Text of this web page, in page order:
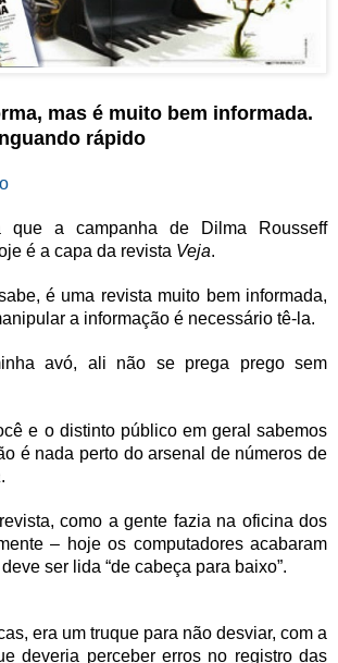
mas é muito bem informada.
rápido
que a campanha de Dilma Rousseff
é a capa da revista Veja.
é uma revista muito bem informada,
a informação é necessário tê-la.
avó, ali não se prega prego sem
e o distinto público em geral sabemos
é nada perto do arsenal de números de
.
como a gente fazia na oficina dos
– hoje os computadores acabaram
ser lida “de cabeça para baixo”.
era um truque para não desviar, com a
deveria perceber erros no registro das